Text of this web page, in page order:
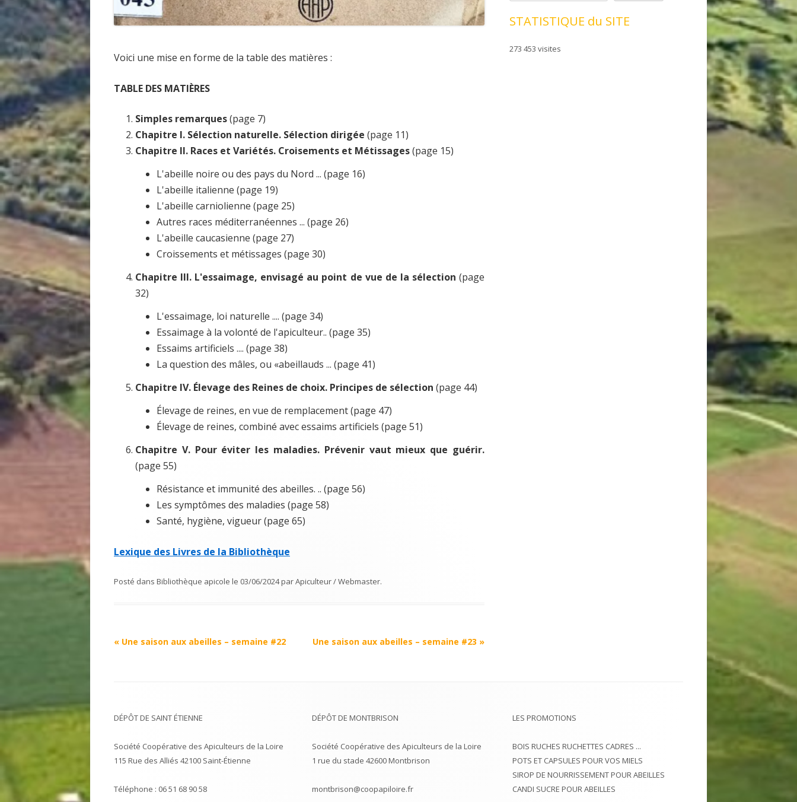
Voici une mise en forme de la table des matières :
TABLE DES MATIÈRES
Simples remarques(page 7)
Chapitre I. Sélection naturelle. Sélection dirigée (page 11)
Chapitre II. Races et Variétés. Croisements et Métissages(page 15)
L'abeille noire ou des pays du Nord ... (page 16)
L'abeille italienne (page 19)
L'abeille carniolienne (page 25)
Autres races méditerranéennes ... (page 26)
L'abeille caucasienne (page 27)
Croissements et métissages (page 30)
Chapitre III. L'essaimage, envisagé au point de vue de la sélection (page
32)
L'essaimage, loi naturelle .... (page 34)
Essaimage à la volonté de l'apiculteur.. (page 35)
Essaims artificiels .... (page 38)
La question des mâles, ou «abeillauds ... (page 41)
Chapitre IV. Élevage des Reines de choix. Principes de sélection (page 44)
Élevage de reines, en vue de remplacement (page 47)
Élevage de reines, combiné avec essaims artificiels (page 51)
Chapitre V. Pour éviter les maladies. Prévenir vaut mieux que guérir.
(page 55)
Résistance et immunité des abeilles. .. (page 56)
Les symptômes des maladies (page 58)
Santé, hygiène, vigueur (page 65)
Lexique des Livres de la Bibliothèque
Posté dans Bibliothèque apicole le 03/06/2024parApiculteur / Webmaster.
Navigation
« Une saison aux abeilles – semaine #22 Une saison aux abeilles – semaine #23 »
STATISTIQUE du SITE
273 453 visites
DÉPÔT DE SAINT ÉTIENNE
Société Coopérative des Apiculteurs de la Loire
115 Rue des Alliés 42100 Saint-Étienne
Téléphone : 06 51 68 90 58
DÉPÔT DE MONTBRISON
Société Coopérative des Apiculteurs de la Loire
1 rue du stade 42600 Montbrison
montbrison@coopapiloire.fr
LES PROMOTIONS
BOIS RUCHES RUCHETTES CADRES ...
POTS ET CAPSULES POUR VOS MIELS
SIROP DE NOURRISSEMENT POUR ABEILLES
CANDI SUCRE POUR ABEILLES